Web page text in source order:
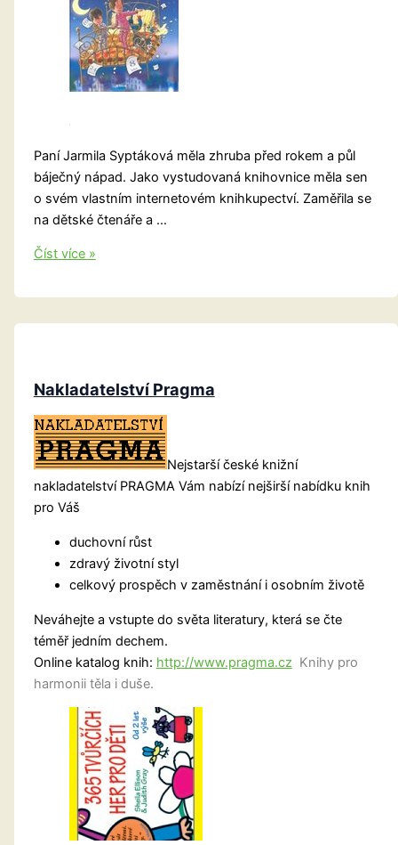
Paní Jarmila Syptáková měla zhruba před rokem a půl
báječný nápad. Jako vystudovaná knihovnice měla sen
o svém vlastním internetovém knihkupectví. Zaměřila se
na dětské čtenáře a …
Dětem
přání
Číst více »
Nakladatelství Pragma
Nejstarší české knižní
nakladatelství PRAGMA Vám nabízí nejširší nabídku knih
pro Váš
duchovní růst
zdravý životní styl
celkový prospěch v zaměstnání i osobním životě
Neváhejte a vstupte do světa literatury, která se čte
téměř jedním dechem.
Online katalog knih: http://www.pragma.cz Knihy pro
harmonii těla i duše.